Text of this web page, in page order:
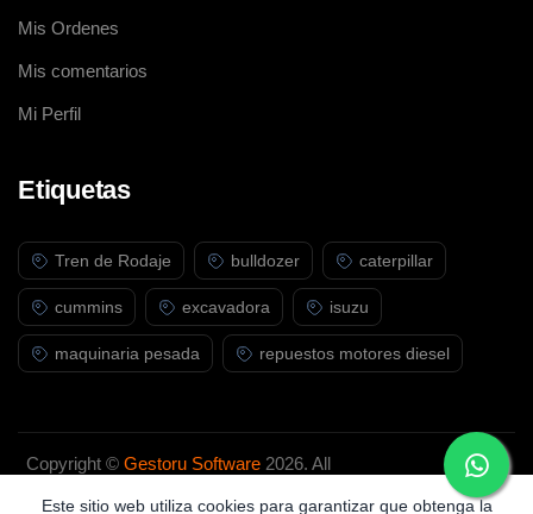
Mis Ordenes
Mis comentarios
Mi Perfil
Etiquetas
Tren de Rodaje bulldozer caterpillar
cummins excavadora isuzu
maquinaria pesada repuestos motores diesel
Copyright ©Gestoru Software 2026. All
Este sitio web utiliza cookies para garantizar que obtenga la